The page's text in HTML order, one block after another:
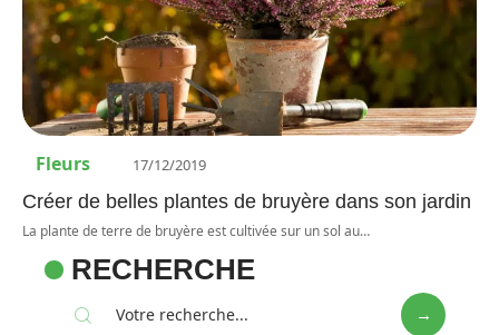
Fleurs 17/12/2019
Créer de belles plantes de bruyère dans son jardin
La plante de terre de bruyère est cultivée sur un sol au…
RECHERCHE